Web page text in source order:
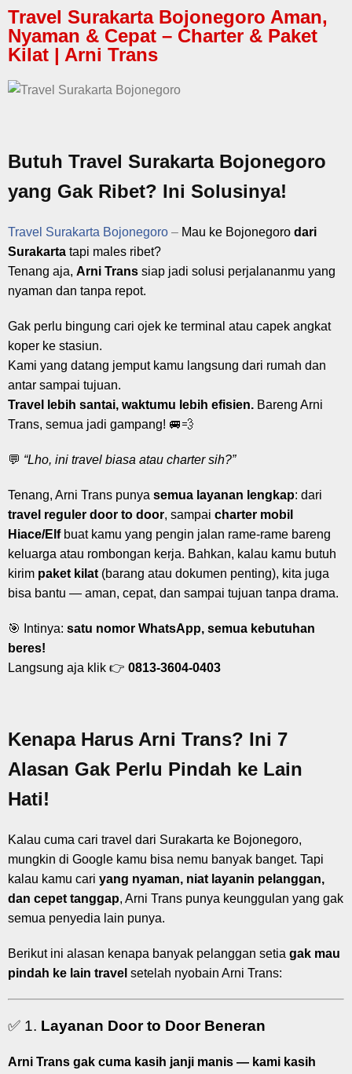
Travel Surakarta Bojonegoro Aman,
Nyaman & Cepat – Charter & Paket
Kilat | Arni Trans
Butuh Travel Surakarta Bojonegoro
yang Gak Ribet? Ini Solusinya!
Travel Surakarta Bojonegoro – Mau ke Bojonegoro dari
Surakarta tapi males ribet?
Tenang aja, Arni Trans siap jadi solusi perjalananmu yang
nyaman dan tanpa repot.
Gak perlu bingung cari ojek ke terminal atau capek angkat
koper ke stasiun.
Kami yang datang jemput kamu langsung dari rumah dan
antar sampai tujuan.
Travel lebih santai, waktumu lebih efisien. Bareng Arni
Trans, semua jadi gampang! 🚐💨
💬 “Lho, ini travel biasa atau charter sih?”
Tenang, Arni Trans punya semua layanan lengkap: dari
travel reguler door to door, sampai charter mobil
Hiace/Elfbuat kamu yang pengin jalan rame-rame bareng
keluarga atau rombongan kerja. Bahkan, kalau kamu butuh
kirim paket kilat (barang atau dokumen penting), kita juga
bisa bantu — aman, cepat, dan sampai tujuan tanpa drama.
🎯 Intinya: satu nomor WhatsApp, semua kebutuhan
beres!
Langsung aja klik 👉 0813-3604-0403
Kenapa Harus Arni Trans? Ini 7
Alasan Gak Perlu Pindah ke Lain
Hati!
Kalau cuma cari travel dari Surakarta ke Bojonegoro,
mungkin di Google kamu bisa nemu banyak banget. Tapi
kalau kamu cari yang nyaman, niat layanin pelanggan,
dan cepet tanggap, Arni Trans punya keunggulan yang gak
semua penyedia lain punya.
Berikut ini alasan kenapa banyak pelanggan setia gak mau
pindah ke lain travel setelah nyobain Arni Trans:
✅ 1. Layanan Door to Door Beneran
Arni Trans gak cuma kasih janji manis — kami kasih